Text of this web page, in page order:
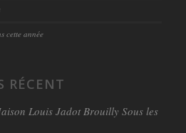
cette année
RÉCENT
Louis Jadot Brouilly Sous les